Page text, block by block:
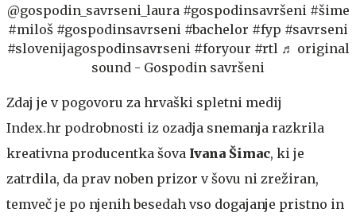
@gospodin_savrseni_laura #gospodinsavršeni #šime
#miloš #gospodinsavrseni #bachelor #fyp #savrseni
#slovenijagospodinsavrseni #foryour #rtl ♬ original
sound - Gospodin savršeni
Zdaj je v pogovoru za hrvaški spletni medij
Index.hr podrobnosti iz ozadja snemanja razkrila
kreativna producentka šova Ivana Šimac, ki je
zatrdila, da prav noben prizor v šovu ni zrežiran,
temveč je po njenih besedah vso dogajanje pristno in